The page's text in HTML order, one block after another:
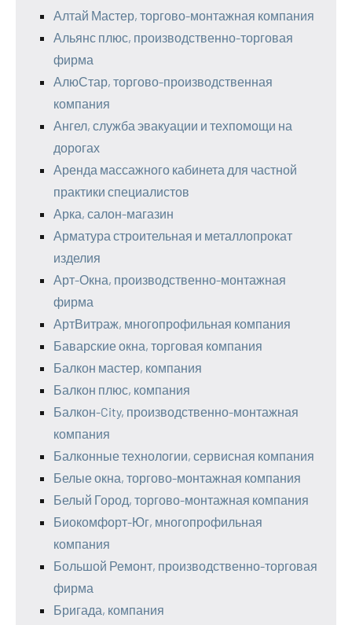
Алтай Мастер, торгово-монтажная компания
Альянс плюс, производственно-торговая
фирма
АлюСтар, торгово-производственная
компания
Ангел, служба эвакуации и техпомощи на
дорогах
Аренда массажного кабинета для частной
практики специалистов
Арка, салон-магазин
Арматура строительная и металлопрокат
изделия
Арт-Окна, производственно-монтажная
фирма
АртВитраж, многопрофильная компания
Баварские окна, торговая компания
Балкон мастер, компания
Балкон плюс, компания
Балкон-City, производственно-монтажная
компания
Балконные технологии, сервисная компания
Белые окна, торгово-монтажная компания
Белый Город, торгово-монтажная компания
Биокомфорт-Юг, многопрофильная
компания
Большой Ремонт, производственно-торговая
фирма
Бригада, компания